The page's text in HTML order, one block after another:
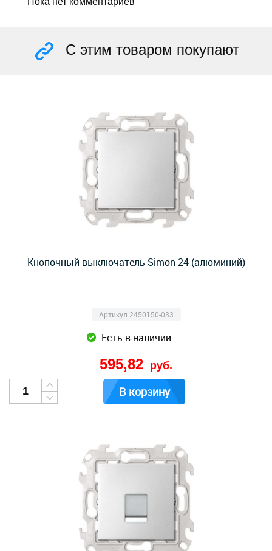
С этим товаром покупают
Кнопочный выключатель Simon 24 (алюминий)
Артикул 2450150-033
Есть в наличии
595,82 руб.
В корзину